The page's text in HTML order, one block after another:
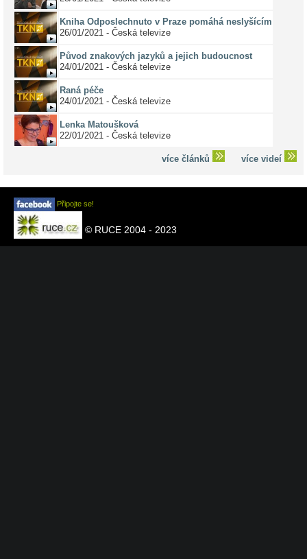
Kniha Odposlechnuto v Praze pomáhá neslyšícím
26/01/2021 - Česká televize
Původ znakových jazyků a jejich budoucnost
24/01/2021 - Česká televize
Raná péče
24/01/2021 - Česká televize
Lenka Matoušková
22/01/2021 - Česká televize
více článků více videí
Připojte se!
© RUCE 2004 - 2023